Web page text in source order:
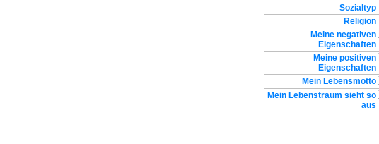
Sozialtyp
Religion
Meine negativen
Eigenschaften
Meine positiven
Eigenschaften
Mein Lebensmotto
Mein Lebenstraum sieht so
aus